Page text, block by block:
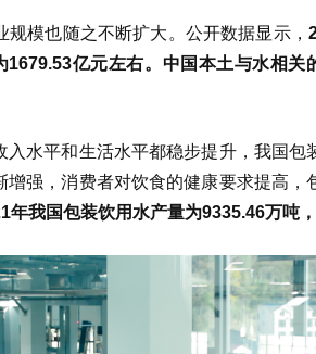
模也随之不断扩大。公开数据显示，
亿元左右。中国本土与水相
水平和生活水平都稳步提升，我国
强，消费者对饮食的健康要求提高
年我国包装饮用水产量为9335.46万吨，